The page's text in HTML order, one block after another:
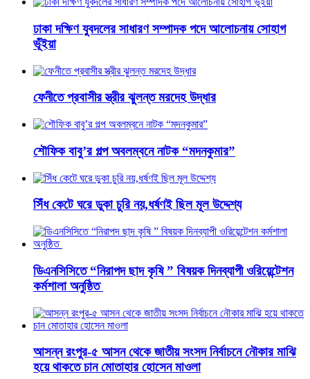
ঢাকা দক্ষিণ যুবদলের সাধারণ সম্পাদক পদে আলোচনায় সোহাগ
ভূঁইয়া
ফেনীতে প্রবাসীর স্ত্রীর ঝুলন্ত মরদেহ উদ্ধার
শৌফিক বাবু’র গল্প অবলম্বনে নাটক “মদনকুমার”
সিঁধ কেটে ঘরে ডুকা চুরি নয়,ধর্ষণই ছিল মূল উদ্দেশ্য
ডিএনসিসিতে “নিরাপদ ছাদ কৃষি ” বিষয়ক দিনব্যাপী ওরিয়েন্টেশন
কর্মশালা অনুষ্ঠিত
আসন্ন রংপুর-৫ আসন থেকে জাতীয় সংসদ নির্বাচনে নৌকার মাঝি
হয়ে থাকতে চান মোতাহার হোসেন মাওলা